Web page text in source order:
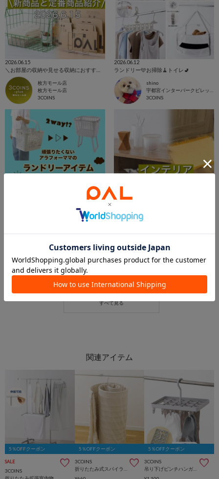
2026.06.15
枚方モール店
枚方モール店
3COINS
2026.06.12
ランドリー🩵お掃除🧹トイレ🚽
shino
3COINS
頑張りたくないアラフォーママのおすすめランドリーアイテム
おぎむ
3COINS+pulus盛岡フェザン店
枚方モール店
5％OFFクーポン
SALE
3COINS
5％OFFクーポン
3COINS
5％OFFクーポン
3COINS